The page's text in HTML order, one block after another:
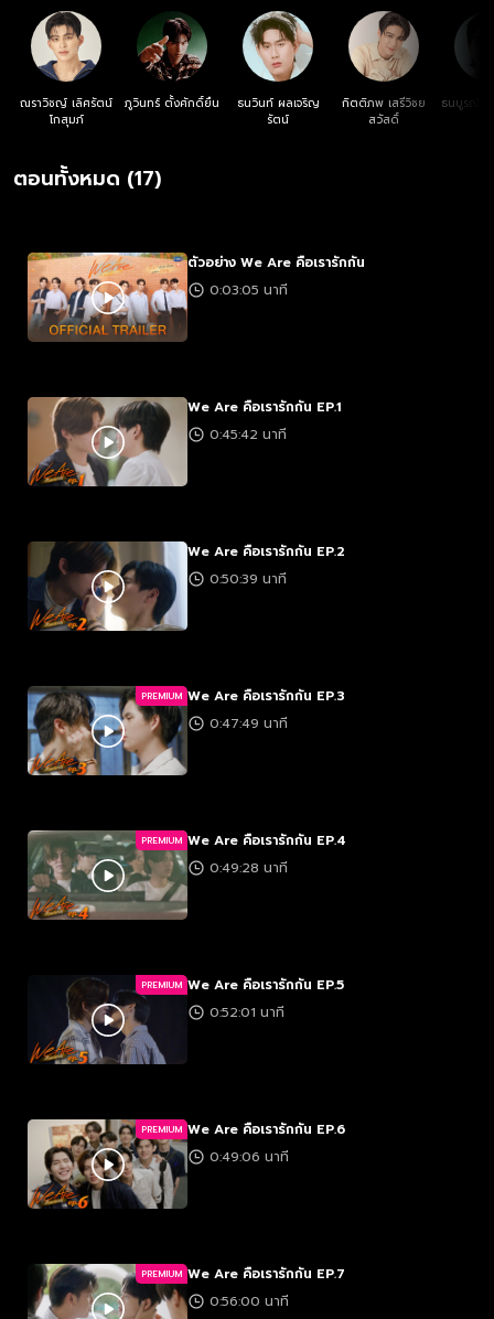
ณราวิชญ์ เลิศรัตน์
โกสุมภ์
ภูวินทร์ ตั้งศักดิ์ยืน
ธนวินท์ ผลเจริญ
รัตน์
กิตติภพ เสรีวิชย
สวัสดิ์
ธนบูรณ์ เ
ตอนทั้งหมด (17)
ตัวอย่าง We Are คือเรารักกัน
0:03:05 นาที
We Are คือเรารักกัน EP.1
0:45:42 นาที
We Are คือเรารักกัน EP.2
0:50:39 นาที
PREMIUM We Are คือเรารักกัน EP.3
0:47:49 นาที
PREMIUM We Are คือเรารักกัน EP.4
0:49:28 นาที
PREMIUM We Are คือเรารักกัน EP.5
0:52:01 นาที
PREMIUM We Are คือเรารักกัน EP.6
0:49:06 นาที
PREMIUM We Are คือเรารักกัน EP.7
0:56:00 นาที